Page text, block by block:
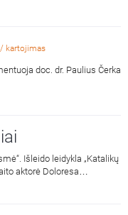
pasaulio leidiniai“,
„Katalikų pasaulio
/ kartojimas
doc. dr. Paulius Čerka
Išleido leidykla „Katalikų
aktorė Doloresa